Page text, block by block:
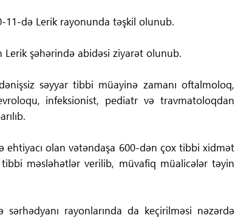
11-də Lerik rayonunda təşkil olunub.
şəhərində abidəsi ziyarət olunub.
səyyar tibbi müayinə zamanı oftalmoloq,
infeksionist, pediatr və travmatoloqdan
ehtiyacı olan vətəndaşa 600-dən çox tibbi xidmət
məsləhətlər verilib, müvafiq müalicələr təyin
rayonlarında da keçirilməsi nəzərdə